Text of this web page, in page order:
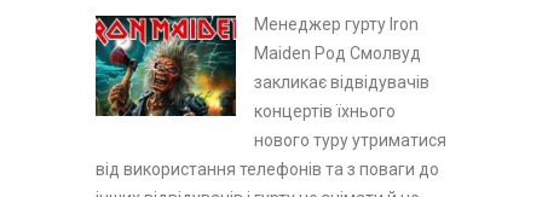
Менеджер гурту Iron
Maiden Род Смолвуд
закликає відвідувачів
концертів їхнього
нового туру утриматися
від використання телефонів та з поваги до